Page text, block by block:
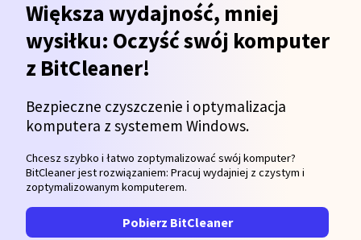
Większa wydajność, mniej
wysiłku: Oczyść swój komputer
z BitCleaner!
Bezpieczne czyszczenie i optymalizacja
komputera z systemem Windows.
Chcesz szybko i łatwo zoptymalizować swój komputer?
BitCleaner jest rozwiązaniem: Pracuj wydajniej z czystym i
zoptymalizowanym komputerem.
Pobierz BitCleaner